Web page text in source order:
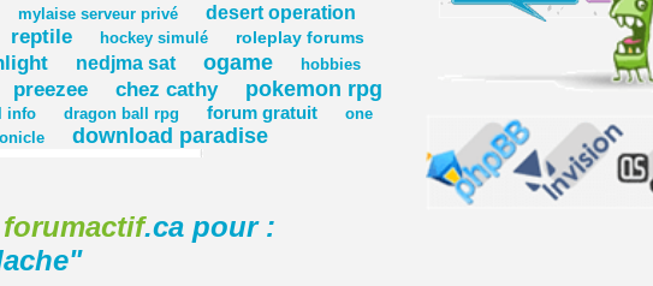
mylaise serveur privé desert operation
reptile hockey simulé roleplay forums
nedjma sat ogame hobbies
preezee chez cathy pokemon rpg
info dragon ball rpg forum gratuit
one
download paradise
forumactif.ca pour :
"